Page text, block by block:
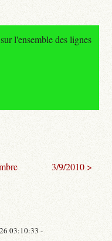
l'ensemble des lignes
3/9/2010 >
03:10:33 -